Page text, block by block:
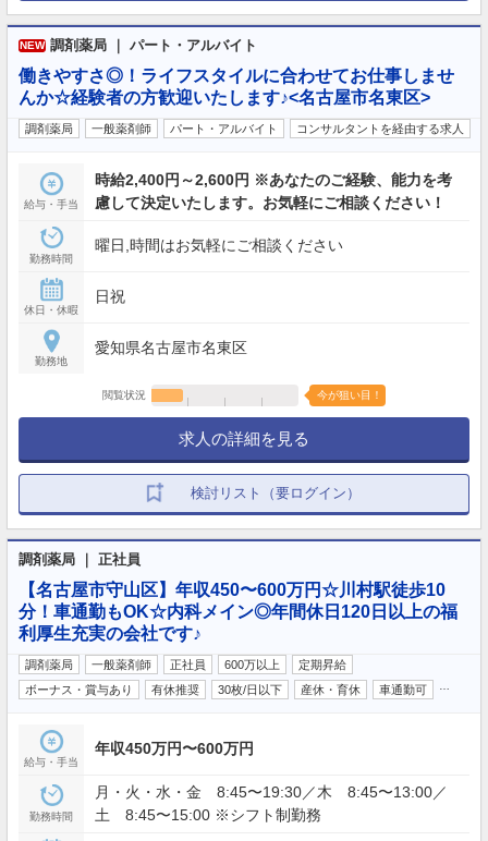
NEW 調剤薬局 ｜ パート・アルバイト
働きやすさ◎！ライフスタイルに合わせてお仕事しませ
んか☆経験者の方歓迎いたします♪<名古屋市名東区>
調剤薬局 一般薬剤師 パート・アルバイト コンサルタントを経由する求人
給与・手当
時給2,400円～2,600円 ※あなたのご経験、能力を考
慮して決定いたします。お気軽にご相談ください！
勤務時間
曜日,時間はお気軽にご相談ください
休日・休暇
日祝
勤務地
愛知県名古屋市名東区
閲覧状況 今が狙い目！
求人の詳細を見る
検討リスト（要ログイン）
調剤薬局 ｜ 正社員
【名古屋市守山区】年収450〜600万円☆川村駅徒歩10
分！車通勤もOK☆内科メイン◎年間休日120日以上の福
利厚生充実の会社です♪
調剤薬局 一般薬剤師 正社員 600万以上
定期昇給
ボーナス・賞与あり
有休推奨 30枚/日以下 産休・育休 車通勤可
給与・手当
年収450万円〜600万円
勤務時間
月・火・水・金 8:45〜19:30／木 8:45〜13:00／
土 8:45〜15:00 ※シフト制勤務